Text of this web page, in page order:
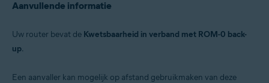
Aanvullende informatie
Uw router bevat de Kwetsbaarheid in verband met ROM-0 back-
up.
Een aanvaller kan mogelijk op afstand gebruikmaken van deze